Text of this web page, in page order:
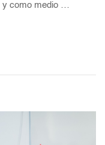
como medio …